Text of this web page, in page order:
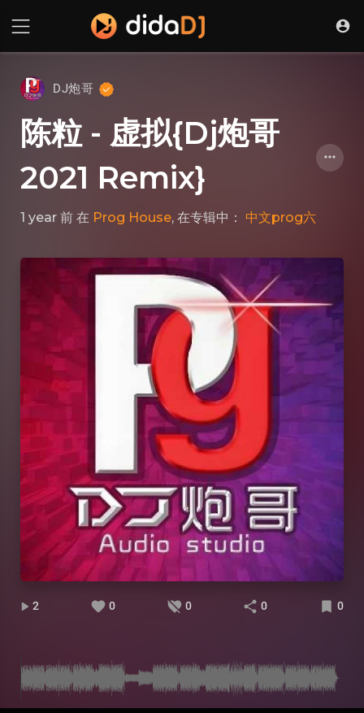
DJ炮哥
陈粒 - 虚拟{Dj炮哥
2021 Remix}
1 year 前 在 Prog House, 在专辑中： 中文prog六
2 0 0 0 0